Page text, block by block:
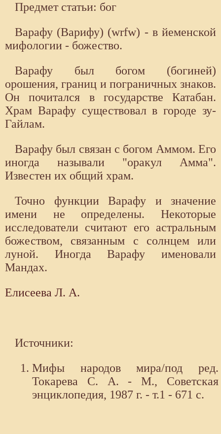
Предмет статьи: бог
Варафу (Варифу) (wrfw) - в йеменской
мифологии - божество.
Варафу был богом (богиней)
орошения, границ и пограничных знаков.
Он почитался в государстве Катабан.
Храм Варафу существовал в городе зу-
Гайлам.
Варафу был связан с богом Аммом. Его
иногда называли "оракул Амма".
Известен их общий храм.
Точно функции Варафу и значение
имени не определены. Некоторые
исследователи считают его астральным
божеством, связанным с солнцем или
луной. Иногда Варафу именовали
Мандах.
Елисеева Л. А.
Источники:
Мифы народов мира/под ред.
Токарева С. А. - М., Советская
энциклопедия, 1987 г. - т.1 - 671 с.